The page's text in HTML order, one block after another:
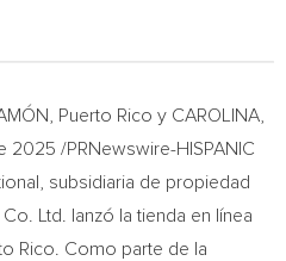
Puerto Rico y CAROLINA,
2025 /PRNewswire-HISPANIC
subsidiaria de propiedad
Ltd. lanzó la tienda en línea
Rico . Como parte de la